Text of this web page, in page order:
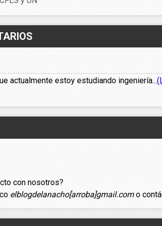
actualmente estoy estudiando ingeniería...
con nosotros?
elblogdelanacho[arroba]gmail.como